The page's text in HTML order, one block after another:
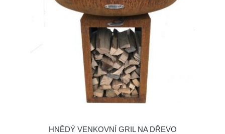
HNĚDÝ VENKOVNÍ GRIL NA DŘEVO